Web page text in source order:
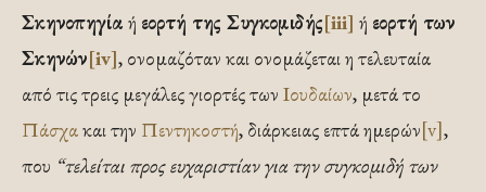
Σκηνοπηγία ή εορτή της Συγκομιδής[iii] ή εορτή των
Σκηνών[iv], ονομαζόταν και ονομάζεται η τελευταία
από τις τρεις μεγάλες γιορτές των Ιουδαίων, μετά το
Πάσχακαι την Πεντηκοστή, διάρκειας επτά ημερών[v],
που “τελείται προς ευχαριστίαν για την συγκομιδή των